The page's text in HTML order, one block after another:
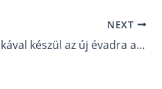
NEXT
A játékra és a vidámságra épülő tematikával készül az új évadra az egri színház